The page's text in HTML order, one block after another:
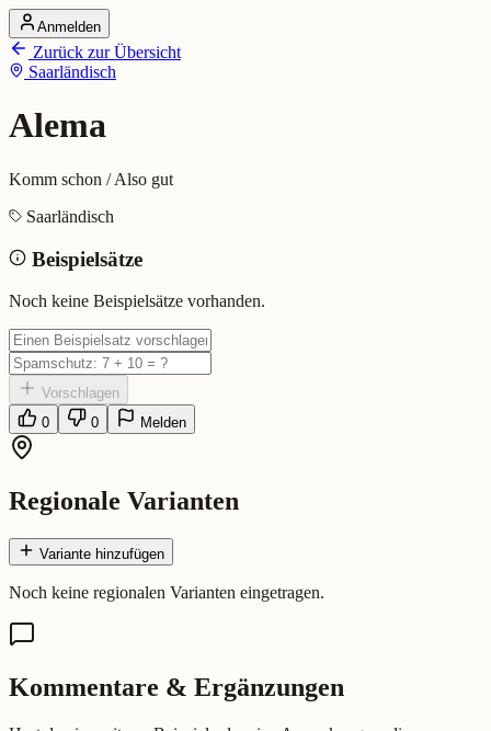
Startseite
Alle Dialekte
Dialekte vergleichen
Ranking
Alema (Saarländisch)
Bedeutung: Komm schon / Also gut
Eingereicht von: Mundwerk Team
Anmelden
Zurück zur Übersicht
Saarländisch
Alema
Komm schon / Also gut
Saarländisch
Beispielsätze
Noch keine Beispielsätze vorhanden.
Vorschlagen
0
0 Melden
Regionale Varianten
Variante hinzufügen
Noch keine regionalen Varianten eingetragen.
Kommentare & Ergänzungen